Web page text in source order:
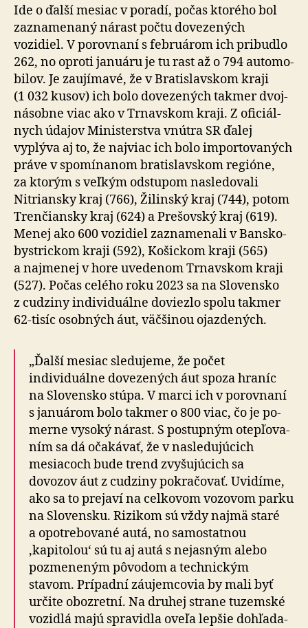
Ide o ďalší mesiac v poradí, počas ktorého bol
zazna­me­na­ný nárast počtu do­ve­ze­ných
vozidiel. V po­rov­naní s febru­árom ich pribudlo
262, no oproti januáru je tu rast až o 794 auto­mo­
bilov. Je za­u­jí­mavé, že v Brati­slavskom kraji
(1 032 kusov) ich bolo do­ve­ze­ných takmer dvoj­
ná­sobne viac ako v Trnavskom kraji. Z ofi­ciál­
nych údajov Ministerstva vnútra SR ďalej
vyplýva aj to, že naj­viac ich bolo impor­to­va­ných
práve v spo­mí­na­nom bratislavskom regióne,
za kto­rým s veľ­kým odstupom nasle­do­vali
Nitriansky kraj (766), Žilinský kraj (744), potom
Tren­čiansky kraj (624) a Pre­šovský kraj (619).
Menej ako 600 vozidiel zazna­me­nali v Bansko­
bystrickom kraji (592), Košickom kraji (565)
a naj­me­nej v hore uve­de­nom Trnavskom kraji
(527). Počas celého roku 2023 sa na Slo­vensko
z cudziny indi­vi­du­álne doviezlo spolu takmer
62-tisíc osobných áut, väčšinou ojazde­ných.
„Ďalší mesiac sledujeme, že počet
individuálne dovezených áut spoza hraníc
na Slo­ven­sko stúpa. V marci ich v po­rov­naní
s ja­nu­árom bolo tak­mer o 800 viac, čo je po­
mer­ne vysoký nárast. S postupným otepľo­va­
ním sa dá oča­ká­vať, že v nasle­du­jú­cich
mesiacoch bude trend zvy­šu­jú­cich sa
dovozov áut z cudziny pokra­čo­vať. Uvidíme,
ako sa to prejaví na cel­ko­vom vozovom parku
na Slo­ven­sku. Rizikom sú vždy najmä staré
a opotre­bo­va­né autá, no samostatnou
‚kapitolou‘ sú tu aj autá s ne­jas­ným alebo
pozme­ne­ným pôvodom a tech­nickým
stavom. Prípadní záujemcovia by mali byť
určite obozretní. Na dru­hej strane tuzemské
vozidlá majú spra­vidla oveľa lepšie dohľa­da­